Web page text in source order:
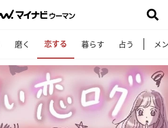
磨く 恋する 暮らす 占う メ